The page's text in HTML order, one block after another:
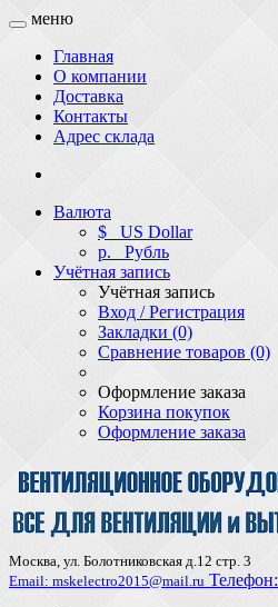
меню
Главная
О компании
Доставка
Контакты
Адрес склада
Валюта
$ US Dollar
р. Рубль
Учётная запись
Учётная запись
Вход / Регистрация
Закладки (0)
Сравнение товаров (0)
Оформление заказа
Корзина покупок
Оформление заказа
Москва, ул. Болотниковская д.12 стр. 3
Email: mskelectro2015@mail.ru Телефон: